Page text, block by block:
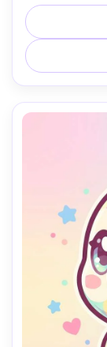
ーナイトパレ
いいキャラク